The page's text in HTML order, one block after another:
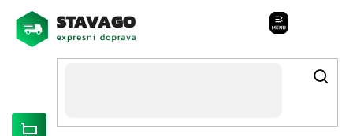
obsah
ROZVÁŽÍME OLOMOUCKO, SVITAVSKO, ŠUMPERSKO, BRNO,
PARDUBICE, HRADEC KRÁLOVÉ
Stavago Podpora